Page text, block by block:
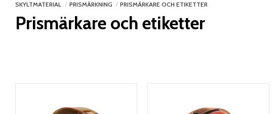
SKYLTMATERIAL PRISMÄRKNING PRISMÄRKARE OCH ETIKETTER
Prismärkare och etiketter